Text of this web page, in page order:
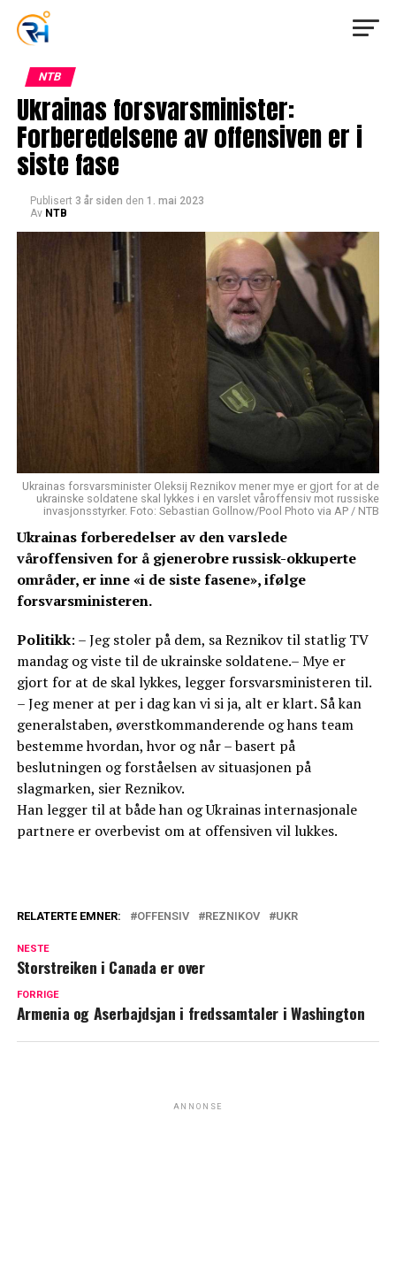
NTB
Ukrainas forsvarsminister:
Forberedelsene av offensiven er i
siste fase
Publisert 3 år siden den 1. mai 2023
Av NTB
Ukrainas forsvarsminister Oleksij Reznikov mener mye er gjort for at de
ukrainske soldatene skal lykkes i en varslet våroffensiv mot russiske
invasjonsstyrker. Foto: Sebastian Gollnow/Pool Photo via AP / NTB
Ukrainas forberedelser av den varslede
våroffensiven for å gjenerobre russisk-okkuperte
områder, er inne «i de siste fasene», ifølge
forsvarsministeren.
Politikk: – Jeg stoler på dem, sa Reznikov til statlig TV
mandag og viste til de ukrainske soldatene.– Mye er
gjort for at de skal lykkes, legger forsvarsministeren til.
– Jeg mener at per i dag kan vi si ja, alt er klart. Så kan
generalstaben, øverstkommanderende og hans team
bestemme hvordan, hvor og når – basert på
beslutningen og forståelsen av situasjonen på
slagmarken, sier Reznikov.
Han legger til at både han og Ukrainas internasjonale
partnere er overbevist om at offensiven vil lukkes.
RELATERTE EMNER: OFFENSIV REZNIKOV UKR
NESTE
Storstreiken i Canada er over
FORRIGE
Armenia og Aserbajdsjan i fredssamtaler i Washington
ANNONSE